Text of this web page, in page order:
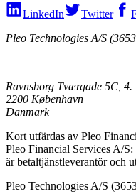
LinkedIn
Twitter
Pleo Technologies A/S
Ravnsborg Tværgade 5C, 4.
2200 København
Danmark
Kort utfärdas av Pleo
Pleo Financial Services A/
är betaltjänstleverantör och
Pleo Technologies A/S